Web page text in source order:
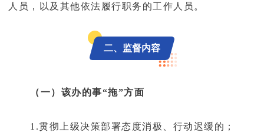
人员，以及其他依法履行职务的工作人员。
二、监督内容
（一）该办的事“拖”方面
1.贯彻上级决策部署态度消极、行动迟缓的；